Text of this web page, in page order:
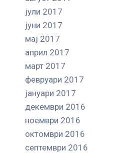
јули 2017
јуни 2017
мај 2017
април 2017
март 2017
февруари 2017
јануари 2017
декември 2016
ноември 2016
октомври 2016
септември 2016